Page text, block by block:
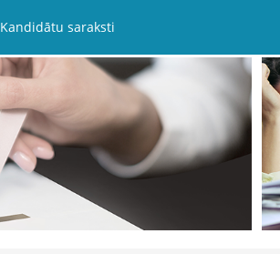
Kandidātu saraksti